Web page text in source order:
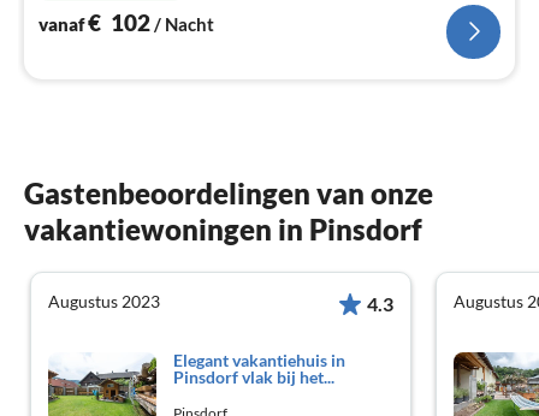
vanaf€ 102 / Nacht
Gastenbeoordelingen van onze
vakantiewoningen in Pinsdorf
Augustus 2023 4.3
Elegant vakantiehuis in
Pinsdorf vlak bij het...
Augustus